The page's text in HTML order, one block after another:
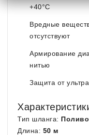
+40°С
Вредные
отсутствуют
Армирование
нитью
Защита от
Тип шланга:
Длина: 50 м